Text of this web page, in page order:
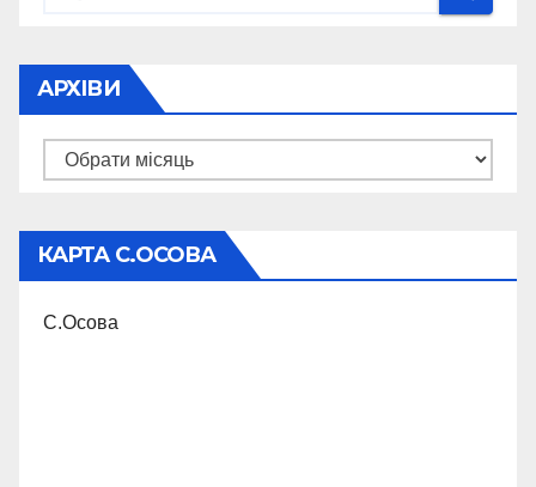
АРХІВИ
Архіви
КАРТА С.ОСОВА
С.Осова